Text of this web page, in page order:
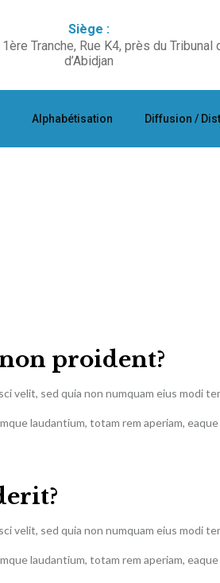
Siège :
Tranche, Rue K4, près du Tribunal
d’Abidjan
Alphabétisation Diffusion /
proident?
velit, sed quia non numquam eius modi
laudantium, totam rem aperiam,
velit, sed quia non numquam eius modi
laudantium, totam rem aperiam,